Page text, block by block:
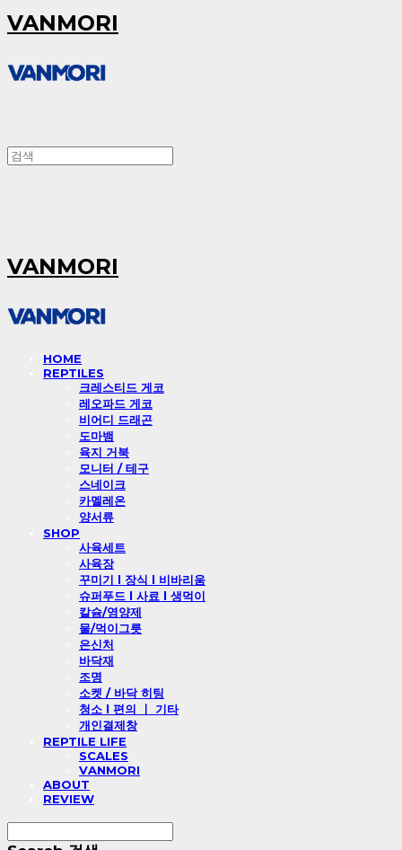
VANMORI
VANMORI
HOME
REPTILES
크레스티드 게코
레오파드 게코
비어디 드래곤
도마뱀
육지 거북
모니터 / 테구
스네이크
카멜레온
양서류
SHOP
사육세트
사육장
꾸미기 l 장식 l 비바리움
슈퍼푸드 l 사료 l 생먹이
칼슘/영양제
물/먹이그릇
은신처
바닥재
조명
소켓 / 바닥 히팅
청소 l 편의 ㅣ 기타
개인결제창
REPTILE LIFE
SCALES
VANMORI
ABOUT
REVIEW